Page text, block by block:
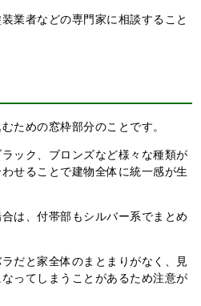
業者などの専門家に相談すること
ための窓枠部分のことです。
ック、ブロンズなど様々な種類が
せることで建物全体に統一感が生
は、付帯部もシルバー系でまとめ
だと家全体のまとまりがなく、見
ってしまうことがあるため注意が